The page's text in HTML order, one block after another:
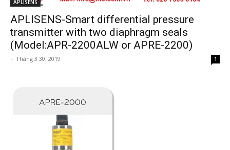
APLISENS
APLISENS-Smart differential pressure
transmitter with two diaphragm seals
(Model:APR-2200ALW or APRE-2200)
- Tháng 3 30, 2019 1